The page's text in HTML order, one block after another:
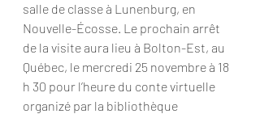
salle de classe à Lunenburg, en
Nouvelle-Écosse. Le prochain arrêt
de la visite aura lieu à Bolton-Est, au
Québec, le mercredi 25 novembre à 18
h 30 pour l’heure du conte virtuelle
organizé par la bibliothèque